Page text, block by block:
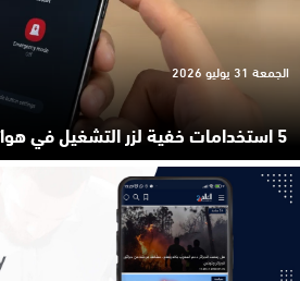
5 استخدامات خفية لزر التشغيل في هواتف أندرويد قد لا تعرفها
الجمعة 31 يوليو 2026